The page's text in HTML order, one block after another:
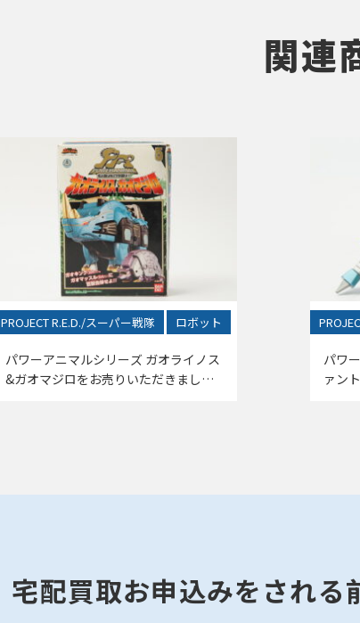
関連
PROJECT R.E.D./スーパー戦隊 ロボット
パワーアニマルシリーズ ガオライノス
&ガオマジロをお売りいただきまし
パワ
ァン
宅配買取お申込みをされる